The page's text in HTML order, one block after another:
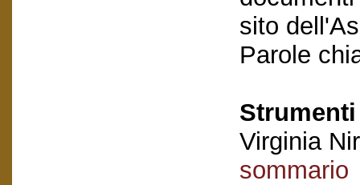
sito
Parole
Virginia
sommario